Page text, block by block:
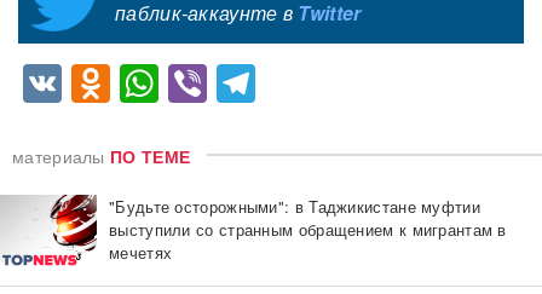
паблик-аккаунте в Twitter
VKOdnoklassniki
WhatsApp
Viber
материалы ПО ТЕМЕ
"Будьте осторожными": в Таджикистане муфтии
выступили со странным обращением к мигрантам в
мечетях